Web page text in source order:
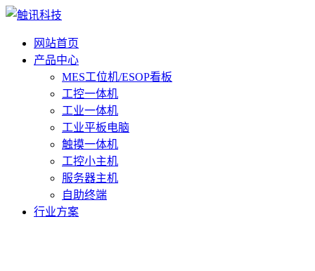
网站首页
产品中心
MES工位机/ESOP看板
工控一体机
工业一体机
工业平板电脑
触摸一体机
工控小主机
服务器主机
自助终端
行业方案